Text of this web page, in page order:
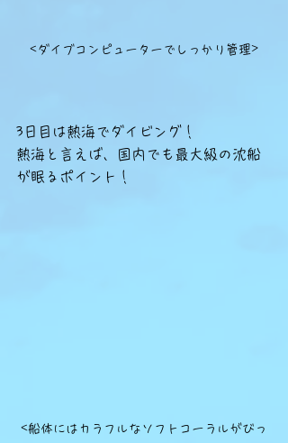
<ダイブコンピューターでしっかり管理>
3日目は熱海でダイビング！
熱海と言えば、国内でも最大級の沈船
が眠るポイント！
<船体にはカラフルなソフトコーラルがびっ